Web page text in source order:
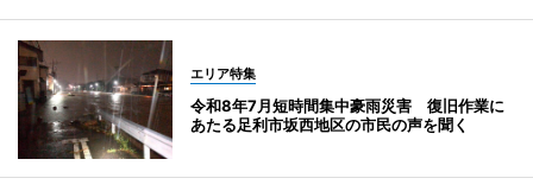
エリア特集
令和8年7月短時間集中豪雨災害 復旧作業に
あたる足利市坂西地区の市民の声を聞く